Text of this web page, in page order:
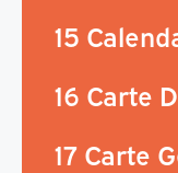
15
16 Carte
17 Carte